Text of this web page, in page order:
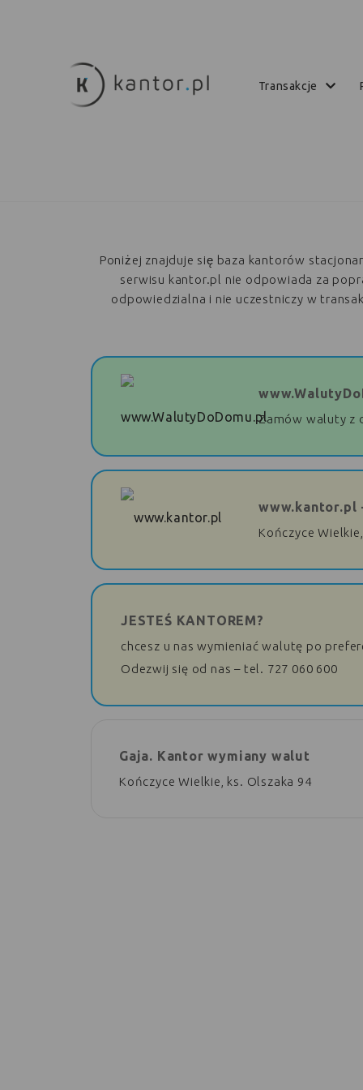
transakcje
Poniżej znajduje się baza kantorów
serwisu kantor.pl nie odpowiada za
odpowiedzialna i nie uczestniczy w
Zamów waluty z
www.kantor.pl
Kończyce
JESTEŚ KANTOREM?
chcesz u nas wymieniać walutę po
Odezwij się od nas – tel. 727 060 600
Gaja. Kantor wymiany walut
Kończyce Wielkie, ks. Olszaka 94